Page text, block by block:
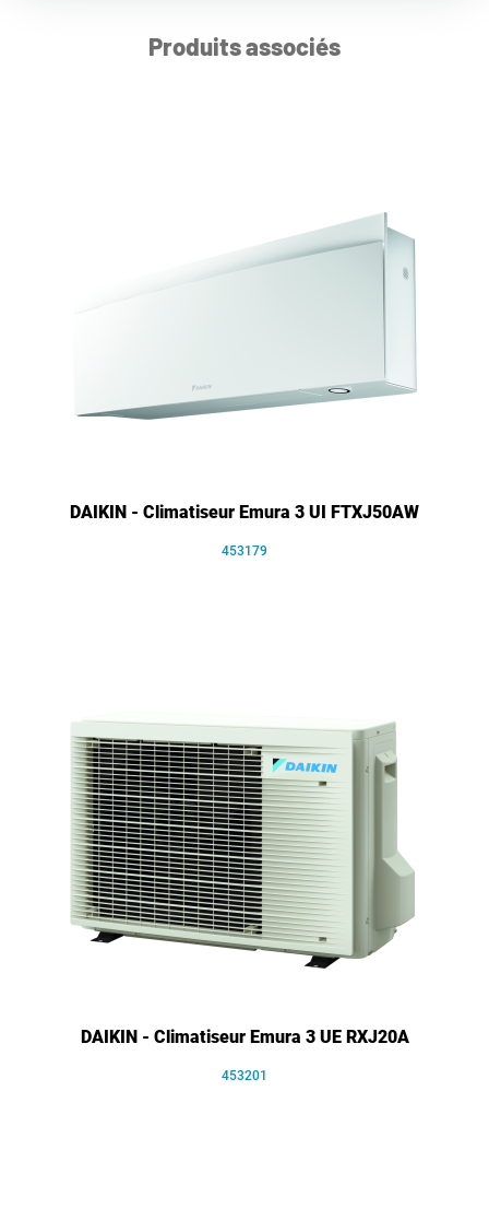
Produits associés
DAIKIN - Climatiseur Emura 3 UI FTXJ50AW
453179
DAIKIN - Climatiseur Emura 3 UE RXJ20A
453201